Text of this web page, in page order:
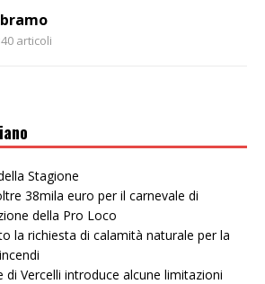
articoli
Stagione
38mila euro per il carnevale di
della Pro Loco
la richiesta di calamità naturale per la
di Vercelli introduce alcune limitazioni